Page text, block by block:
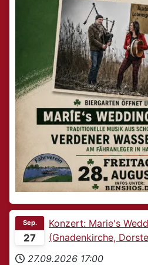
27
Sep.
Konzert: Marie's
(Gnadenkirche,
27.09.2026 17:00